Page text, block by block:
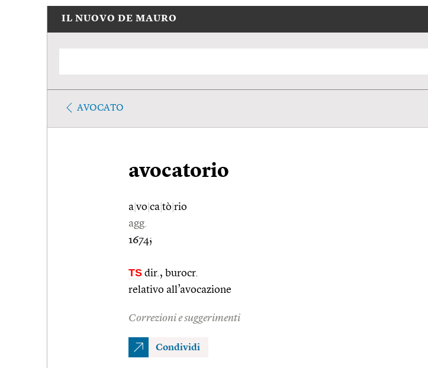
IL NUOVO DE MAURO
AVOCATO
avocatorio
a vo ca tò rio
agg.
1674;
TS dir., burocr.
relativo all’avocazione
Correzioni e suggerimenti
Condividi